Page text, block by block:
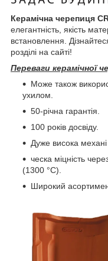
Керамічна черепиця
елегантність, якість
встановлення.
розділі на сайті!
Переваги керамічної
Може також
ухилом.
50-річна гарантія.
100 років досвіду.
Дуже висока механі
ческа міцність
(1300 °C).
Широкий